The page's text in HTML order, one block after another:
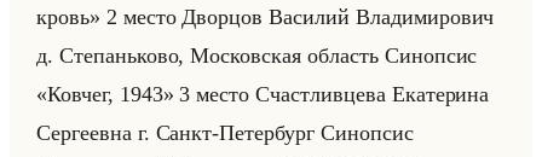
кровь» 2 место Двор­цов Ва­си­лий Вла­ди­ми­ро­вич
д. Сте­панько­во, Мос­ков­ская об­ласть Си­ноп­сис
«Ковчег, 1943» 3 место Счаст­лив­це­ва Ека­те­ри­на
Сер­ге­ев­на г. Санкт-Пе­тер­бург Си­ноп­сис